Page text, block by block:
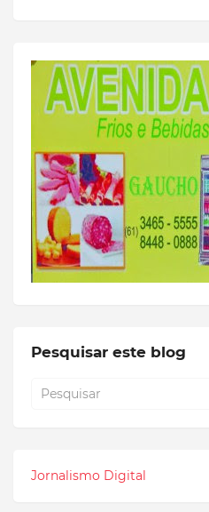
Pesquisar este blog
Jornalismo Digital